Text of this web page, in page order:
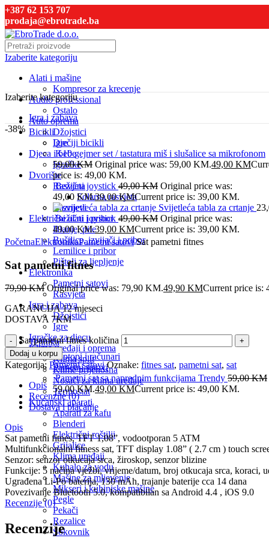
+387 62 153 707
prodaja@ebrotrade.ba
Izaberite kategoriju
Alati i mašine
Kompresor za krecenje
Audio professional
Ostalo
Auto oprema
Bicikli
Dječiji bicikli
Djeca i bebe
Igračke
Dvorište
Rasvjeta
Solarna rasvjeta
Raznjevi
Električni alati i pribor
Blanje, pile
Bušilice, izvijači i pribor
Lemilice i pribor
Pištolj za ljepljenje
Elektronika
Pametni satovi
Rasvjeta
Igra i zabava
Džojstici
Igre
Igračke za djecu
Klima uređaji i oprema
Klima split
Klime prijenosna
Nosači za klima uređaje
Termostat
Kućanski aparati
Aparati za kafu
Blenderi
Električni roštilji
Grijalice
Klima uređaji
Kuhalo za vodu
Mašine za mljevenje
Mikseri i kuhinjske mašine
Pegle
Pekači
Rezalice
Sokovnik
Izaberite kategoriju
Igra i zabava
Džojstici
Igre
K10 gejmer set / tastatura miš i slušalice sa mikrofonom
59,00KM Original price was: 59,00 KM.49,00 KM
price is: 49,00 KM.
Bežični joystick 49,00KM Original price was:
49,00 KM.39,00KMCurrent price is: 39,00 KM.
Svijetleća tabla za crtanje
Bežični joystick 49,00KM Original price was:
49,00 KM.39,00 KMCurrent price is: 39,00 KM.
Tehnika
Laptopi i računari
Pametni satovi
Pametni sat sa naprednim funkcijama Trendy 59,00KM
59,00 KM.49,00 KMCurrent price is: 49,00 KM.
-38%
Click to enlarge
PočetnaElektronikaPametni satoviSat pametni fitnes
Sat pametni fitnes
79,90KM Original price was: 79,90 KM.49,90 KMCurrent price is:
GARANCIJA 12 mjeseci
DOSTAVA 7KM
Sat pametni fitnes količina
Dodaj u korpu
Kategorija: Pametni satovi Oznake: fitnes sat, pametni sat, sat
Opis
Recenzije (0)
Dostava i plaćanje
Opis
Sat pametni fitnes, TFT 1,08”, vodootporan 5 ATM
Multifunkcionalni fitness sat, TFT display 1.08” ( 2.7 cm ) touch
Senzor: senzor otkucaja srca, žiroskop, senzor blizine
Funkcije: 5 načina vježbi, vrijeme/datum, broj otkucaja srca, koraci,
Ugrađena Li-Po baterija, 130 mAh, trajanje baterije cca 14 dana
Povezivanje Bluetooth 5.0, kompatibilan sa Android 4.4 , iOS 9.0
Recenzije (0)
Recenzije